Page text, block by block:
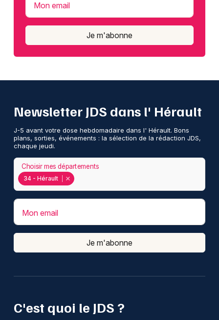
Mon email
Je m'abonne
C'est quoi le JDS ?
Newsletter JDS dans l' Hérault
J-5 avant votre dose hebdomadaire dans l' Hérault. Bons
plans, sorties, événements : la sélection de la rédaction JDS,
chaque jeudi.
34 - Hérault
Choisir mes départements
Mon email
Je m'abonne